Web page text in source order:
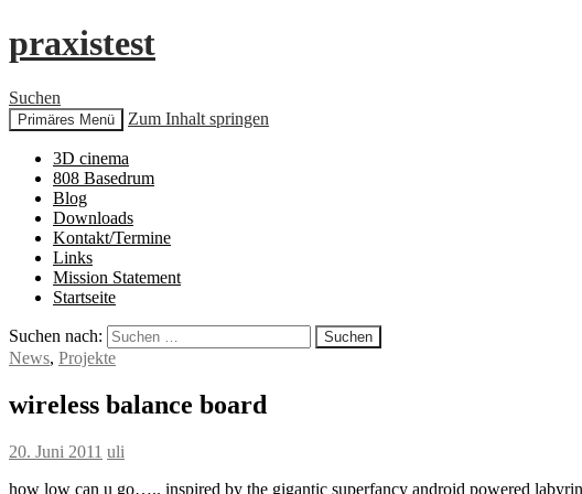
praxistest
Suchen
Primäres Menü Zum Inhalt springen
3D cinema
808 Basedrum
Blog
Downloads
Kontakt/Termine
Links
Mission Statement
Startseite
Suchen nach:
News, Projekte
wireless balance board
20. Juni 2011 uli
how low can u go….. inspired by the gigantic superfancy android powered